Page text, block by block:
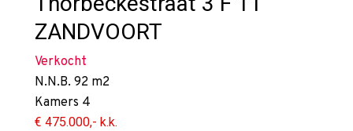
ZANDVOORT
Verkocht
N.N.B. 92 m2
Kamers 4
€ 475.000,- k.k.